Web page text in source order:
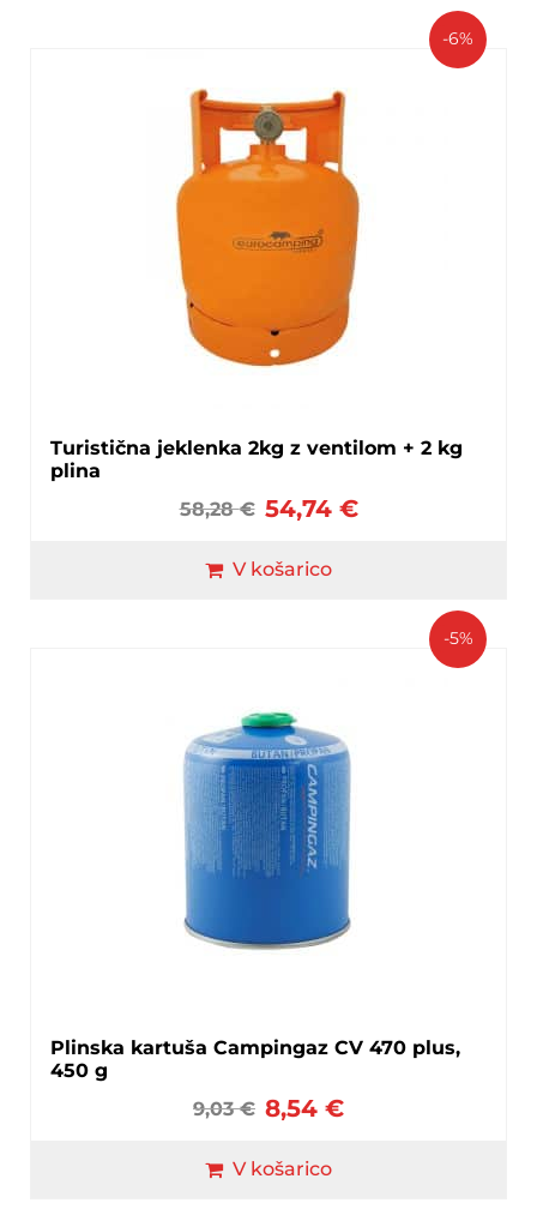
-6%
Turistična jeklenka 2kg z ventilom + 2 kg
plina
58,28€ 54,74€
V košarico
-5%
Plinska kartuša Campingaz CV 470 plus,
450 g
9,03€ 8,54€
V košarico